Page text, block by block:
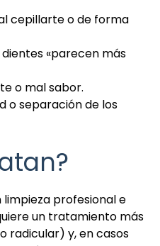
cepillarte o de forma
«parecen más
o mal sabor.
o separación de los
limpieza profesional e
un tratamiento más
radicular) y, en casos